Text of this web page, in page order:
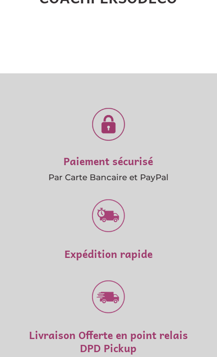
Paiement sécurisé
Par Carte Bancaire et PayPal
Expédition rapide
Livraison Offerte en point relais
DPD Pickup